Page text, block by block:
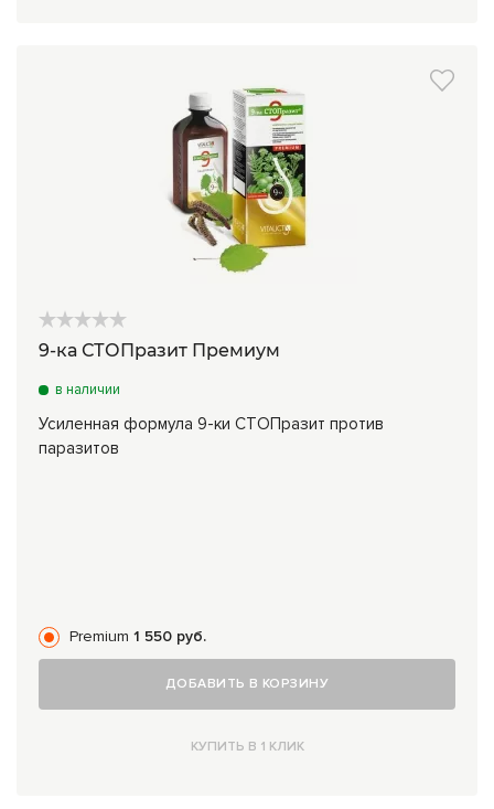
9-ка СТОПразит Премиум
в наличии
Усиленная формула 9-ки СТОПразит против
паразитов
Premium 1 550 руб.
ДОБАВИТЬ В КОРЗИНУ
КУПИТЬ В 1 КЛИК